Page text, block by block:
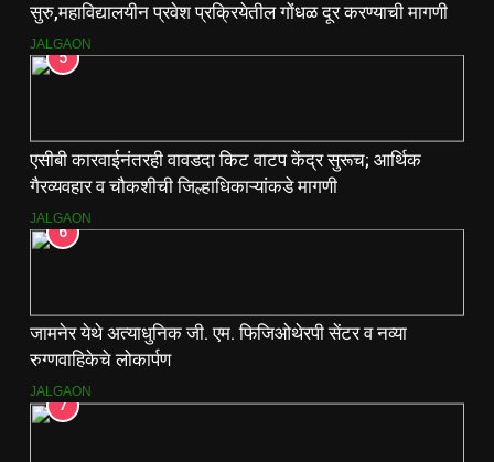
सुरु,महाविद्यालयीन प्रवेश प्रक्रियेतील गोंधळ दूर करण्याची मागणी
JALGAON
5
एसीबी कारवाईनंतरही वावडदा किट वाटप केंद्र सुरूच; आर्थिक
गैरव्यवहार व चौकशीची जिल्हाधिकाऱ्यांकडे मागणी
JALGAON
6
जामनेर येथे अत्याधुनिक जी. एम. फिजिओथेरपी सेंटर व नव्या
रुग्णवाहिकेचे लोकार्पण
JALGAON
7